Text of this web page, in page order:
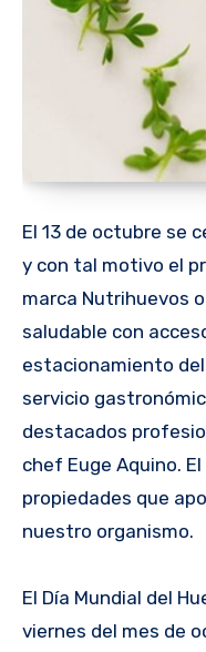
El 13 de octubre se
y con tal motivo el
marca Nutrihuevos
saludable con
estacionamiento
servicio
destacados
chef Euge Aquino.
propiedades que
nuestro organismo.
El Día Mundial del
viernes del mes de